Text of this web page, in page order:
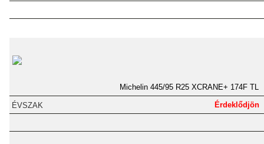
Michelin 445/95 R25 XCRANE+ 174F TL
Érdeklődjön